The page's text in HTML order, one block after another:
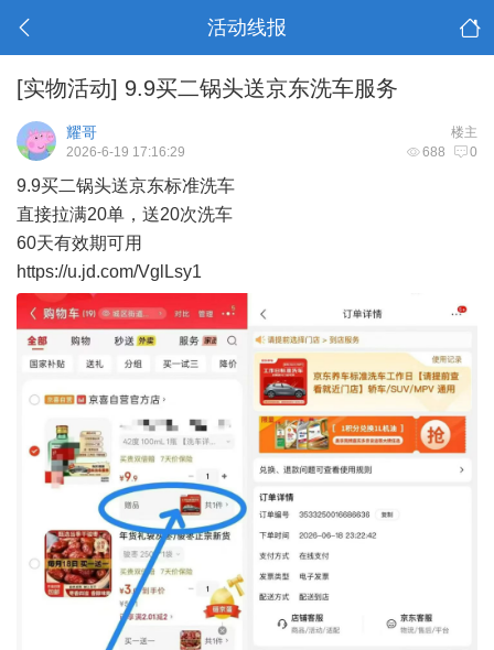
活动线报
[实物活动] 9.9买二锅头送京东洗车服务
楼主
耀哥
688 0
2026-6-19 17:16:29
9.9买二锅头送京东标准洗车
直接拉满20单，送20次洗车
60天有效期可用
https://u.jd.com/VglLsy1